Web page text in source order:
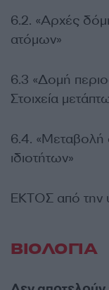
6.2. «Αρχές
ατόμων»
6.3 «Δομή
Στοιχεία
6.4. «Μεταβολή
ιδιοτήτων»
ΕKTΟΣ από την
ΒΙΟΛΟΓΙΑ